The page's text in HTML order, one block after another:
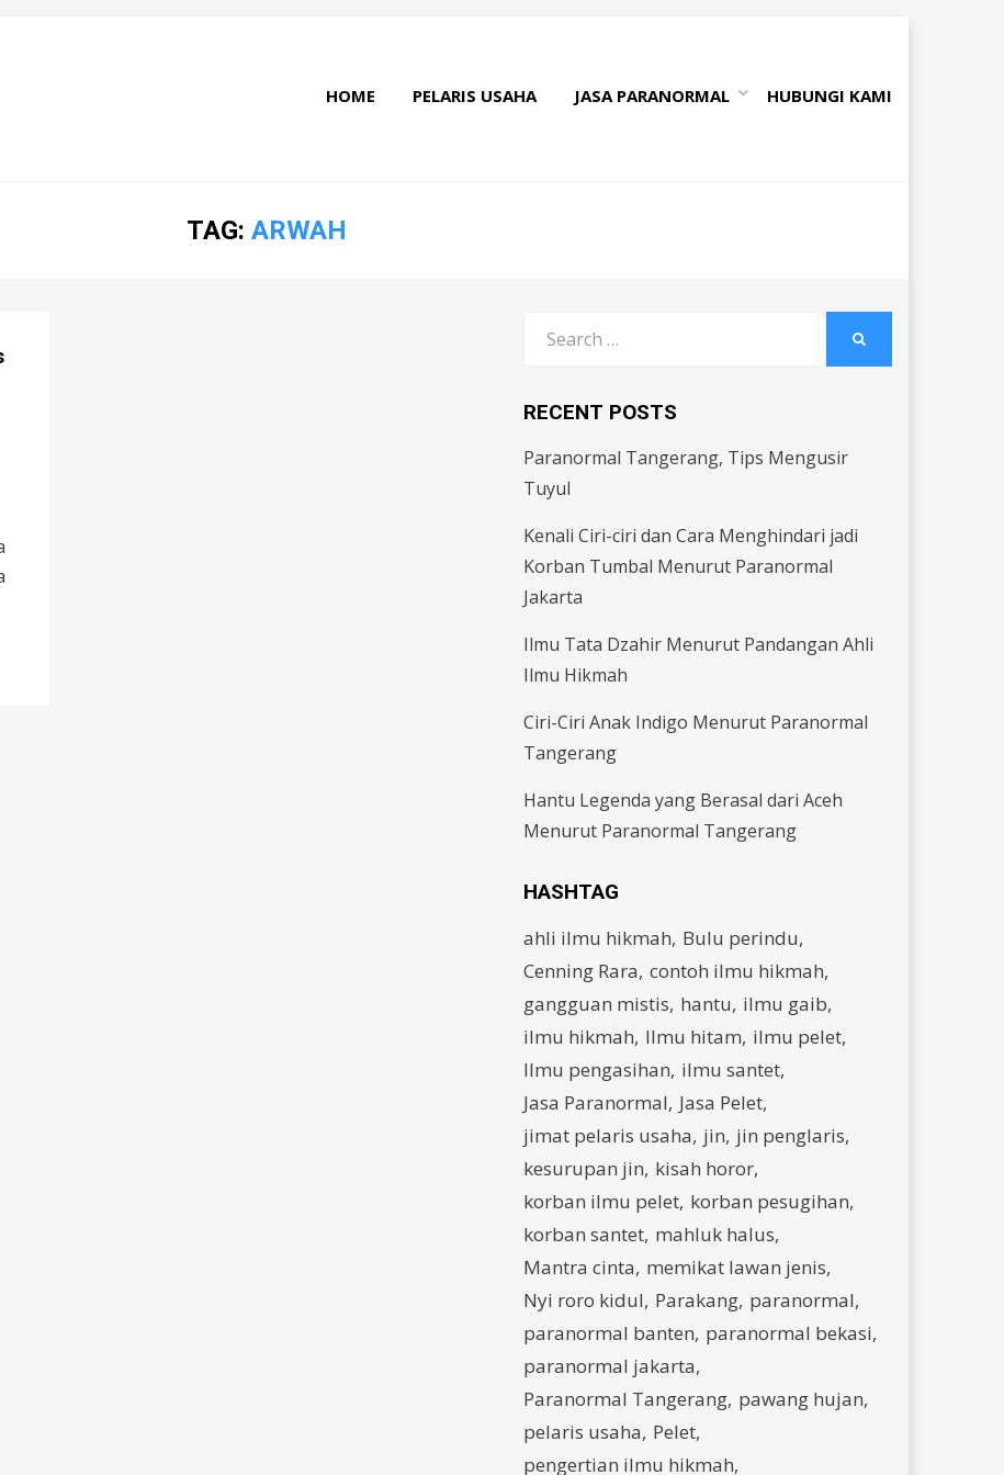
HOME PELARIS USAHA JASA PARANORMAL HUBUNGI KAMI
TAG: ARWAH
RECENT POSTS
Paranormal Tangerang, Tips Mengusir
Tuyul
Kenali Ciri-ciri dan Cara Menghindari jadi
Korban Tumbal Menurut Paranormal
Jakarta
Ilmu Tata Dzahir Menurut Pandangan Ahli
Ilmu Hikmah
Ciri-Ciri Anak Indigo Menurut Paranormal
Tangerang
Hantu Legenda yang Berasal dari Aceh
Menurut Paranormal Tangerang
HASHTAG
ahli ilmu hikmah Bulu perindu
Cenning Rara contoh ilmu hikmah
gangguan mistis hantu ilmu gaib
ilmu hikmah Ilmu hitam ilmu pelet
Ilmu pengasihan ilmu santet
Jasa Paranormal Jasa Pelet
jimat pelaris usaha jin jin penglaris
kesurupan jin kisah horor
korban ilmu pelet korban pesugihan
korban santet mahluk halus
Mantra cinta memikat lawan jenis
Nyi roro kidul Parakang paranormal
paranormal banten paranormal bekasi
paranormal jakarta
Paranormal Tangerang pawang hujan
pelaris usaha Pelet
pengertian ilmu hikmah